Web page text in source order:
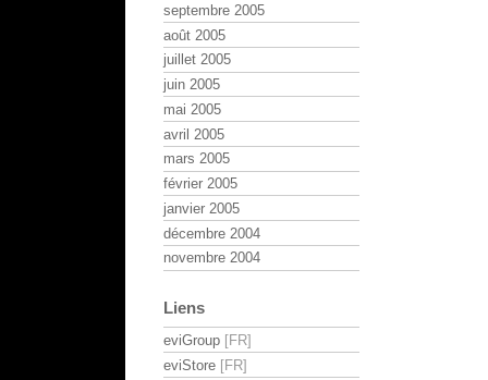
septembre 2005
août 2005
juillet 2005
juin 2005
mai 2005
avril 2005
mars 2005
février 2005
janvier 2005
décembre 2004
novembre 2004
Liens
eviGroup
eviStore